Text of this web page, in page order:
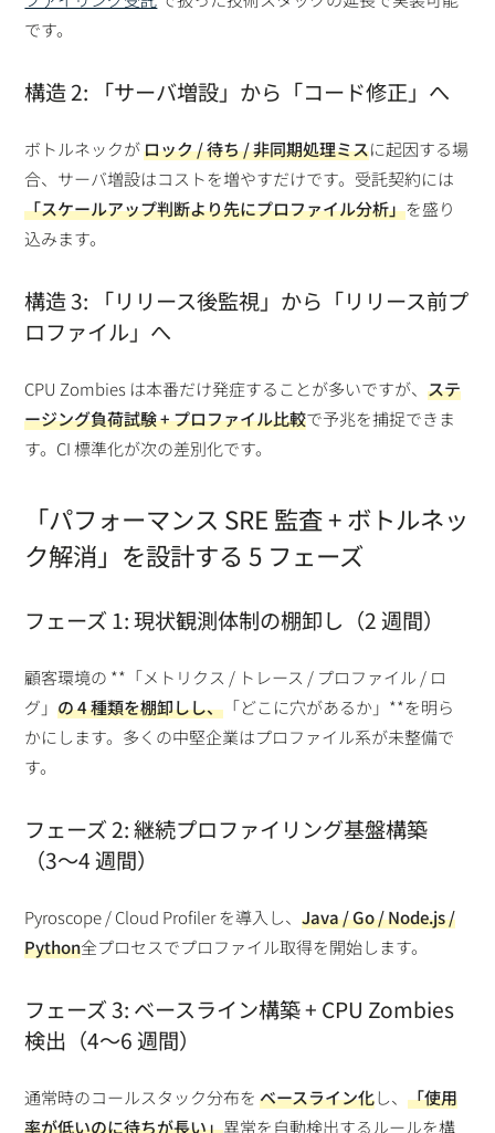
です。
構造 2: 「サーバ増設」から「コード修正」へ
ボトルネックがロック / 待ち / 非同期処理ミスに起因する場
合、サーバ増設はコストを増やすだけです。受託契約には
「スケールアップ判断より先にプロファイル分析」を盛り
込みます。
構造 3: 「リリース後監視」から「リリース前プ
ロファイル」へ
CPU Zombies は本番だけ発症することが多いですが、ステ
ージング負荷試験 + プロファイル比較で予兆を捕捉できま
す。CI 標準化が次の差別化です。
「パフォーマンス SRE 監査 + ボトルネッ
ク解消」を設計する 5 フェーズ
フェーズ 1: 現状観測体制の棚卸し（2 週間）
顧客環境の **「メトリクス / トレース / プロファイル / ロ
グ」の 4 種類を棚卸しし、 「どこに穴があるか」**を明ら
かにします。多くの中堅企業はプロファイル系が未整備で
す。
フェーズ 2: 継続プロファイリング基盤構築
（3〜4 週間）
Pyroscope / Cloud Profiler を導入し、Java / Go / Node.js /
Python全プロセスでプロファイル取得を開始します。
フェーズ 3: ベースライン構築 + CPU Zombies
検出（4〜6 週間）
通常時のコールスタック分布をベースライン化し、「使用
率が低いのに待ちが長い」異常を自動検出するルールを構